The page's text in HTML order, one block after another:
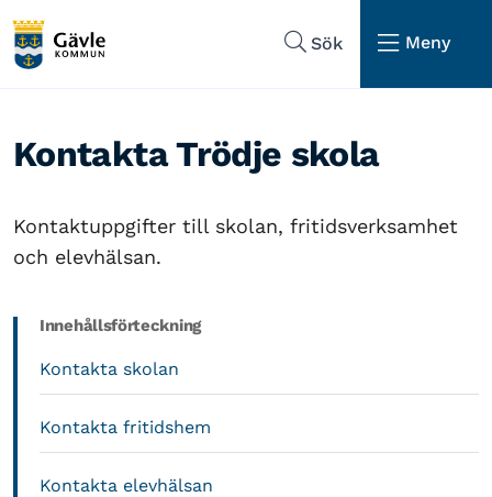
Sök
Meny
Kontakta Trödje skola
Kontaktuppgifter till skolan, fritidsverksamhet
och elevhälsan.
Innehållsförteckning
Kontakta skolan
Kontakta fritidshem
Kontakta elevhälsan